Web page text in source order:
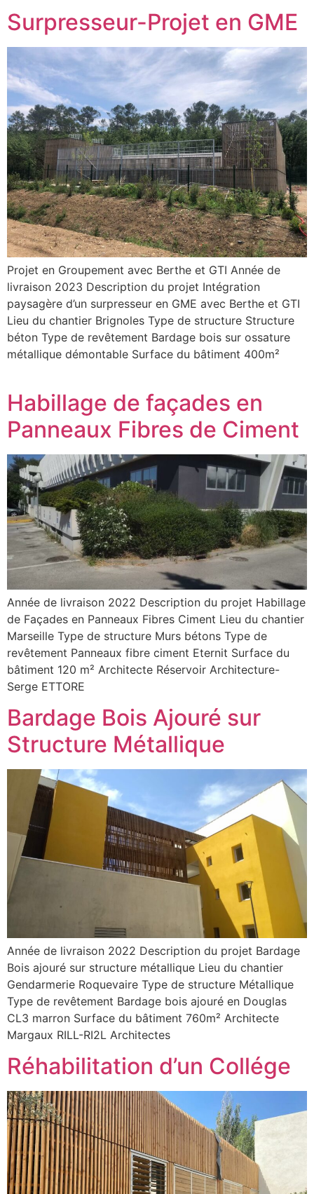
Surpresseur-Projet en GME
Projet en Groupement avec Berthe et GTI Année de
livraison 2023 Description du projet Intégration
paysagère d’un surpresseur en GME avec Berthe et GTI
Lieu du chantier Brignoles Type de structure Structure
béton Type de revêtement Bardage bois sur ossature
métallique démontable Surface du bâtiment 400m²
Habillage de façades en
Panneaux Fibres de Ciment
Année de livraison 2022 Description du projet Habillage
de Façades en Panneaux Fibres Ciment Lieu du chantier
Marseille Type de structure Murs bétons Type de
revêtement Panneaux fibre ciment Eternit Surface du
bâtiment 120 m² Architecte Réservoir Architecture-
Serge ETTORE
Bardage Bois Ajouré sur
Structure Métallique
Année de livraison 2022 Description du projet Bardage
Bois ajouré sur structure métallique Lieu du chantier
Gendarmerie Roquevaire Type de structure Métallique
Type de revêtement Bardage bois ajouré en Douglas
CL3 marron Surface du bâtiment 760m² Architecte
Margaux RILL-RI2L Architectes
Réhabilitation d’un Collége